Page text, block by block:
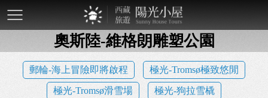
奧斯陸-維格朗雕塑公園
郵輪-海上冒險即將啟程 極光-Tromsø極致悠閒
極光-Tromsø滑雪場 極光-狗拉雪橇